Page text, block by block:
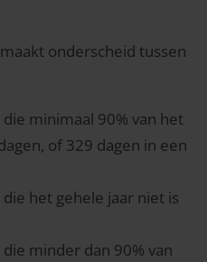
onderscheid tussen
minimaal 90% van het
of 329 dagen in een
het gehele jaar niet is
minder dan 90% van